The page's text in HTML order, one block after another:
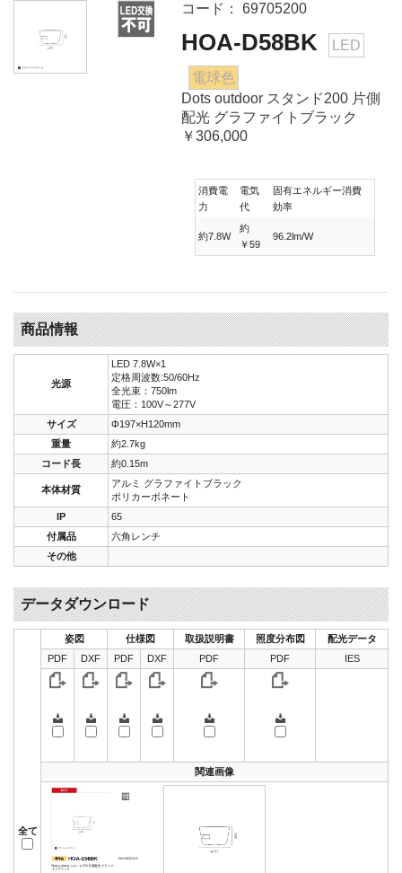
コード： 69705200
HOA-D58BK LED
電球色
Dots outdoor スタンド200 片側
配光 グラファイトブラック
￥306,000
消費電
力
電気
代
固有エネルギー消費
効率
約7.8W
約
￥59
96.2lm/W
商品情報
光源
LED 7.8W×1
定格周波数:50/60Hz
全光束：750lm
電圧：100V～277V
サイズ
Φ197×H120mm
重量
約2.7kg
コード長
約0.15m
本体材質
アルミ グラファイトブラック
ポリカーボネート
IP
65
付属品
六角レンチ
その他
データダウンロード
全て
姿図 仕様図 取扱説明書 照度分布図
配光データ
PDF
DXF PDF DXF PDF PDF IES
関連画像